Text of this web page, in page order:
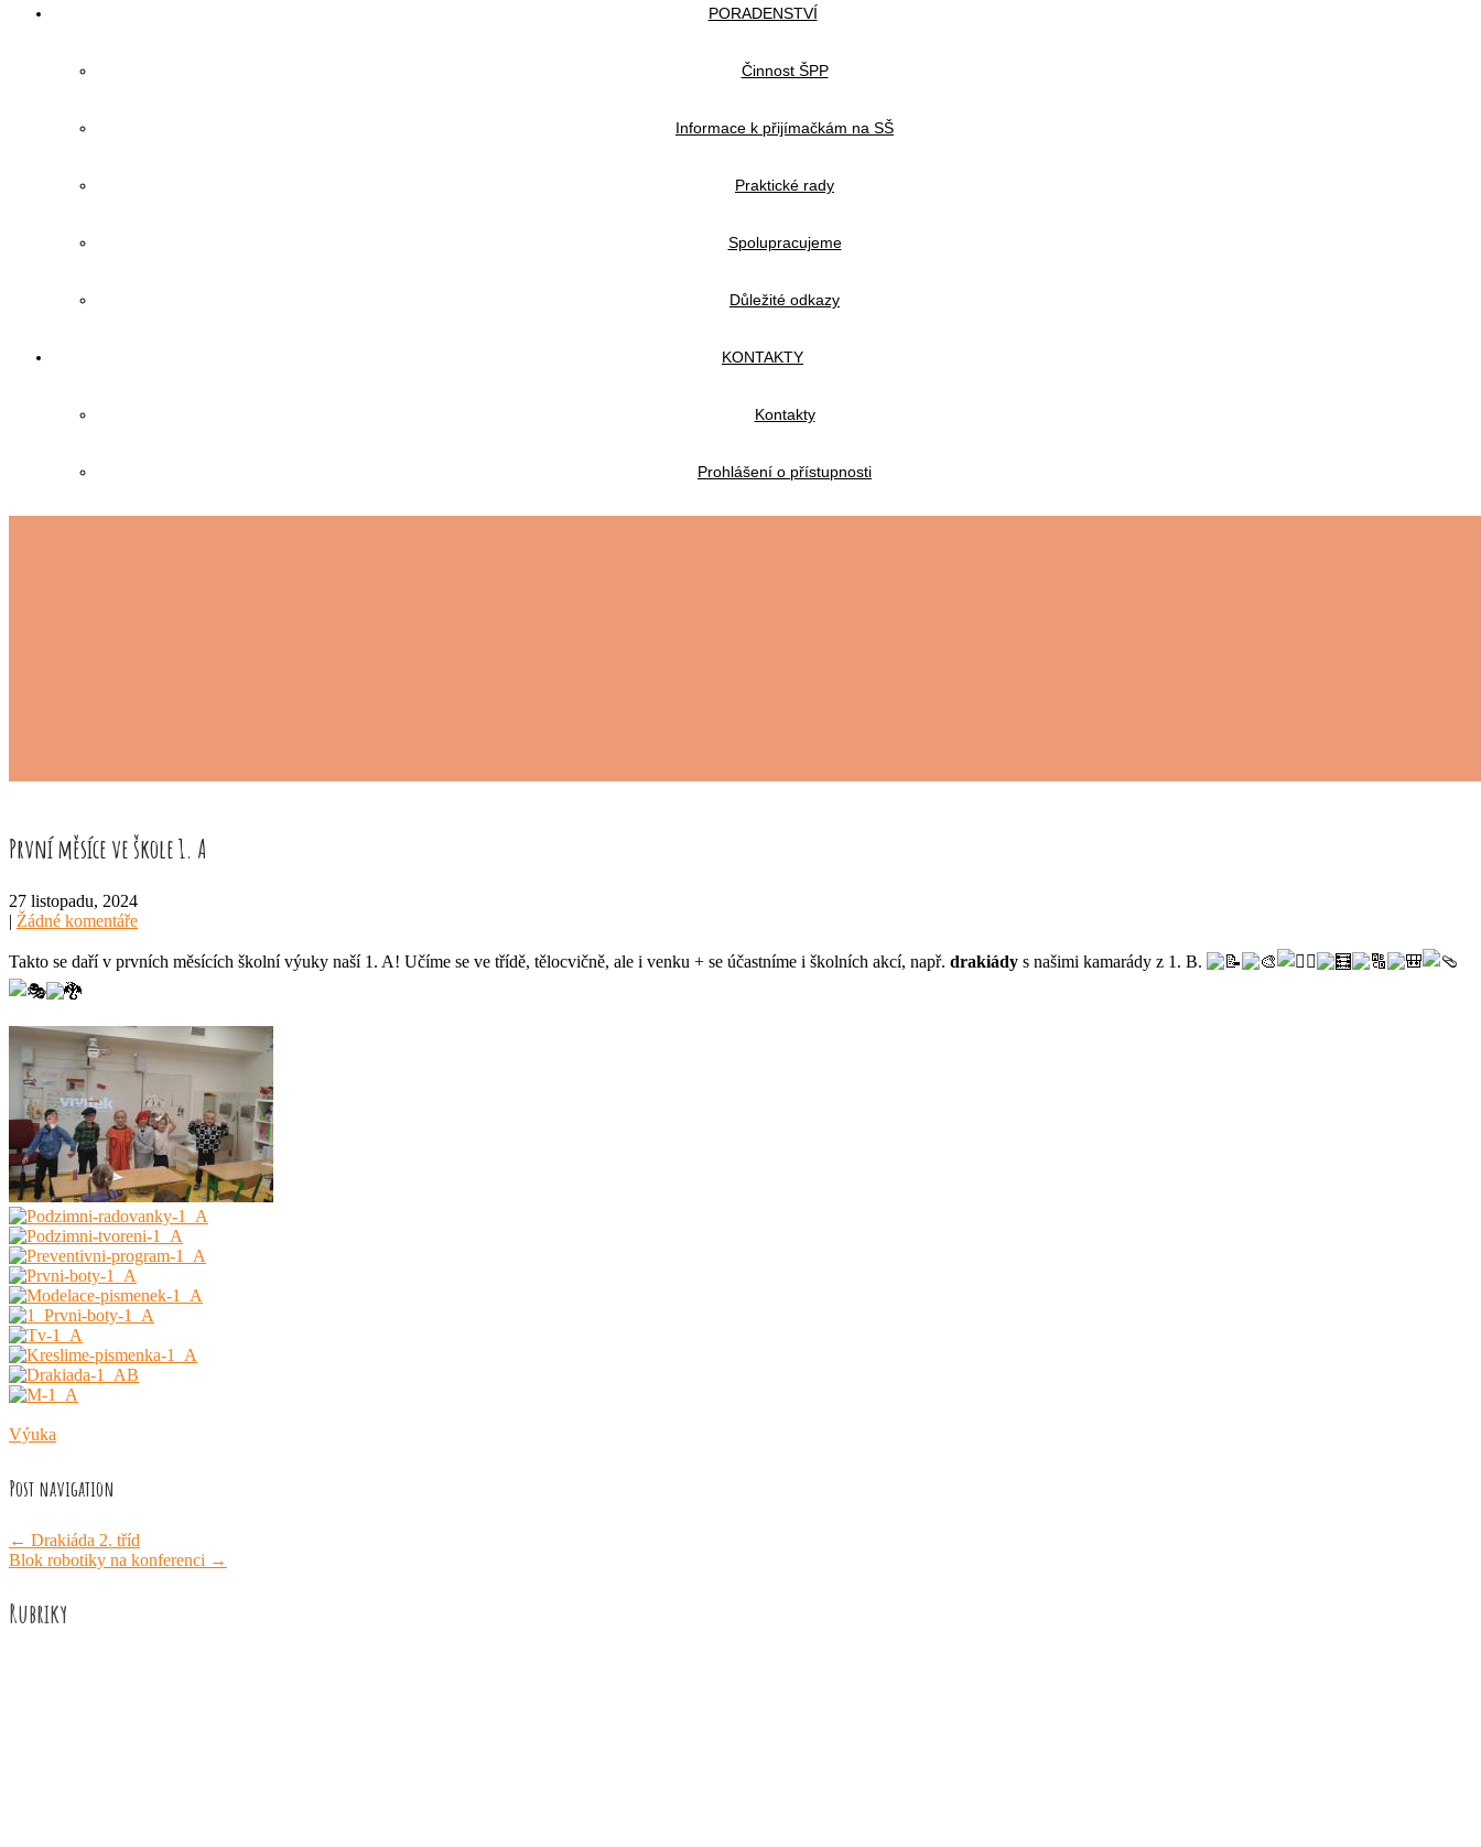
PORADENSTVÍ
Činnost ŠPP
Informace k přijímačkám na SŠ
Praktické rady
Spolupracujeme
Důležité odkazy
KONTAKTY
Kontakty
Prohlášení o přístupnosti
První měsíce ve škole 1. A
27 listopadu, 2024
| Žádné komentáře
Takto se daří v prvních měsících školní výuky naší 1. A! Učíme se ve třídě, tělocvičně, ale i venku + se účastníme i školních akcí, např. drakiády s našimi kamarády z 1. B.
Výuka
Post navigation
← Drakiáda 2. tříd
Blok robotiky na konferenci →
Rubriky